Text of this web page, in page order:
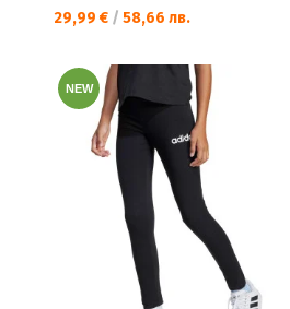
Текуща цена:
29,99 € / 58,66 лв.
NEW